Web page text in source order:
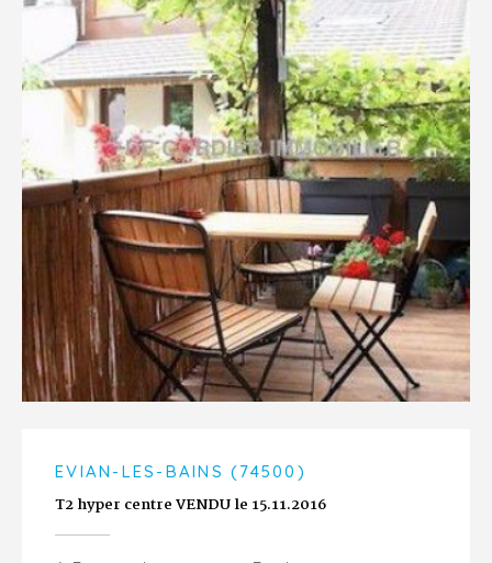
EVIAN-LES-BAINS (74500)
T2 hyper centre VENDU le 15.11.2016